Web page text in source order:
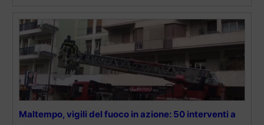
Maltempo, vigili del fuoco in azione: 50 interventi a